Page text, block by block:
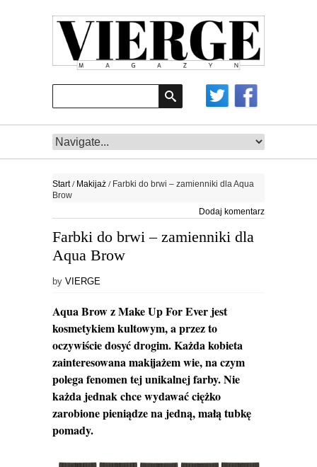
Start/ Makijaż / Farbki do brwi – zamienniki dla Aqua
Brow
Dodaj komentarz
Farbki do brwi – zamienniki dla
Aqua Brow
by VIERGE
Aqua Brow z Make Up For Ever jest
kosmetykiem kultowym, a przez to
oczywiście dosyć drogim.Każda kobieta
zainteresowana makijażem wie, na czym
polega fenomen tej unikalnej farby. Nie
każda jednak chce wydawać ciężko
zarobione pieniądze na jedną, małą tubkę
pomady.